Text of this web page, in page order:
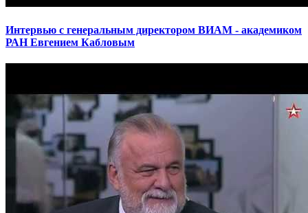
Интервью с генеральным директором ВИАМ - академиком
РАН Евгением Кабловым